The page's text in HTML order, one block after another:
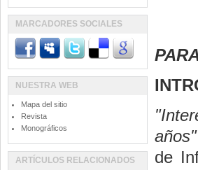
años"
de
MARCADORES SOCIALES
NUESTRA WEB
Mapa del sitio
Revista
Monográficos
ARTÍCULOS RELACIONADOS